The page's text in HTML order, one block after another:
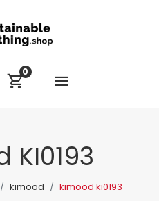
Winkelwagen
0
KI0193
kimood kimood ki0193